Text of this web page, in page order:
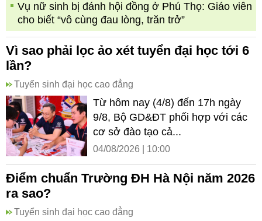
Vụ nữ sinh bị đánh hội đồng ở Phú Thọ: Giáo viên
cho biết “vô cùng đau lòng, trăn trở”
Vì sao phải lọc ảo xét tuyển đại học tới 6
lần?
Tuyển sinh đại học cao đẳng
Từ hôm nay (4/8) đến 17h ngày
9/8, Bộ GD&ĐT phối hợp với các
cơ sở đào tạo cả...
04/08/2026 | 10:00
Điểm chuẩn Trường ĐH Hà Nội năm 2026
ra sao?
Tuyển sinh đại học cao đẳng